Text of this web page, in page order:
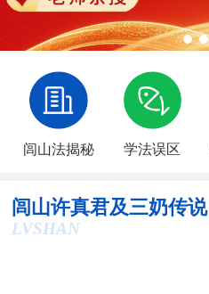
闾山法揭秘 学法误区
闾山许真君及三奶传说
LVSHAN